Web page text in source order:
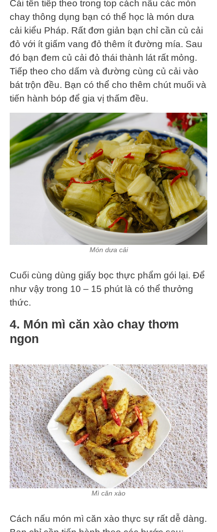
Cái tên tiếp theo trong top cách nấu các món
chay thông dụng bạn có thể học là món dưa
cải kiểu Pháp. Rất đơn giản bạn chỉ cần củ cải
đỏ với ít giấm vang đỏ thêm ít đường mía. Sau
đó bạn đem củ cải đỏ thái thành lát rất mỏng.
Tiếp theo cho dấm và đường cùng củ cải vào
bát trộn đều. Bạn có thể cho thêm chút muối và
tiến hành bóp để gia vị thấm đều.
Món dưa cải
Cuối cùng dùng giấy bọc thực phẩm gói lại. Để
như vậy trong 10 – 15 phút là có thể thưởng
thức.
4. Món mì căn xào chay thơm
ngon
Mì căn xào
Cách nấu món mì căn xào thực sự rất dễ dàng.